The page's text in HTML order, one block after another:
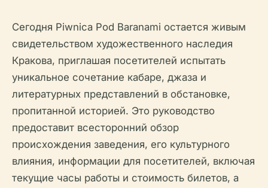
Сегодня Piwnica Pod Baranami остается живым
свидетельством художественного наследия
Кракова, приглашая посетителей испытать
уникальное сочетание кабаре, джаза и
литературных представлений в обстановке,
пропитанной историей. Это руководство
предоставит всесторонний обзор
происхождения заведения, его культурного
влияния, информации для посетителей, включая
текущие часы работы и стоимость билетов, а